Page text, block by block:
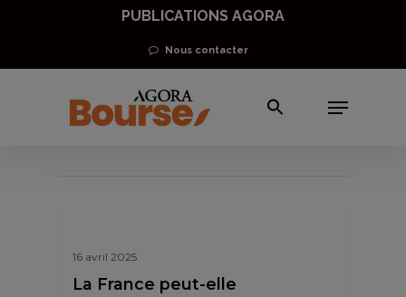
main
PUBLICATIONS AGORA
Nous contacter
Menu
SWIFT
16 avril 2025
La France peut-elle